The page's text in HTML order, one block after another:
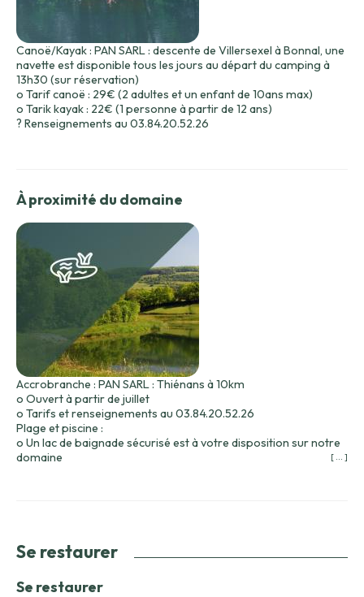
Canoë/Kayak : PAN SARL : descente de Villersexel à Bonnal, une
navette est disponible tous les jours au départ du camping à
13h30 (sur réservation)
o Tarif canoë : 29€ (2 adultes et un enfant de 10ans max)
o Tarik kayak : 22€ (1 personne à partir de 12 ans)
? Renseignements au 03.84.20.52.26
À proximité du domaine
Accrobranche : PAN SARL : Thiénans à 10km
o Ouvert à partir de juillet
o Tarifs et renseignements au 03.84.20.52.26
Plage et piscine :
o Un lac de baignade sécurisé est à votre disposition sur notre
domaine
[ ... ]
Se restaurer
Se restaurer